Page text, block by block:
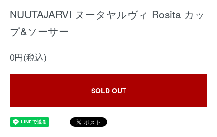
NUUTAJARVI ヌータヤルヴィ Rosita カッ
プ&ソーサー
0円(税込)
SOLD OUT